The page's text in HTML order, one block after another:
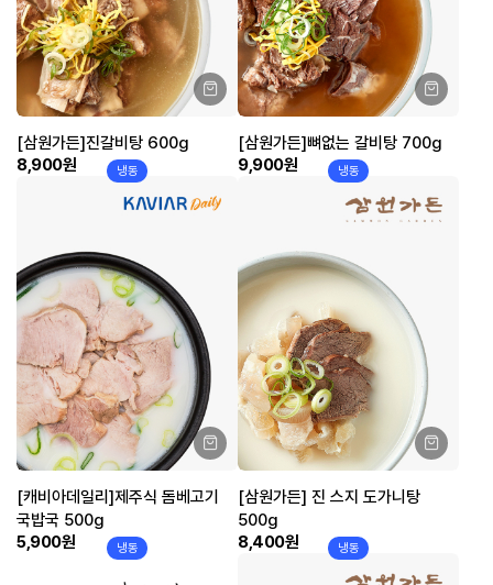
[삼원가든]진갈비탕 600g
8,900원
[삼원가든]뼈없는 갈비탕 700g
9,900원
냉동
[캐비아데일리]제주식 돔베고기
국밥국 500g
5,900원
냉동
[삼원가든] 진 스지 도가니탕
500g
8,400원
냉동 냉동